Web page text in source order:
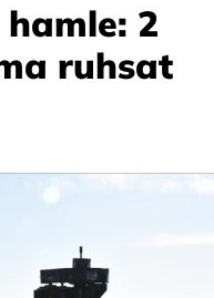
hamle: 2
ruhsat